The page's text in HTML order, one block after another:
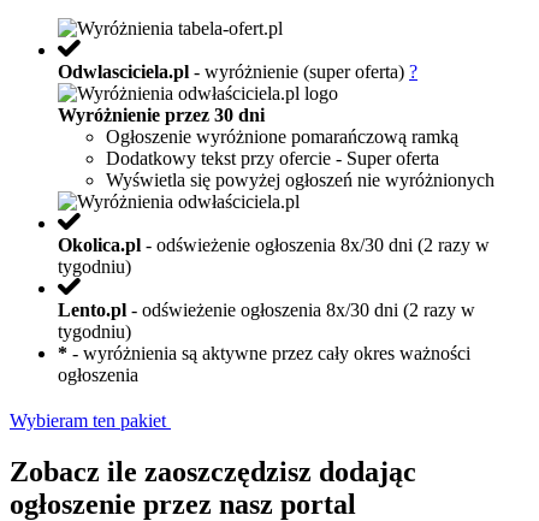
Odwlasciciela.pl - wyróżnienie (super oferta) ?
Wyróżnienie przez 30 dni
Ogłoszenie wyróżnione pomarańczową ramką
Dodatkowy tekst przy ofercie - Super oferta
Wyświetla się powyżej ogłoszeń nie wyróżnionych
Okolica.pl - odświeżenie ogłoszenia 8x/30 dni (2 razy w
tygodniu)
Lento.pl - odświeżenie ogłoszenia 8x/30 dni (2 razy w
tygodniu)
* - wyróżnienia są aktywne przez cały okres ważności
ogłoszenia
Wybieram ten pakiet
Zobacz ile zaoszczędzisz dodając
ogłoszenie przez nasz portal